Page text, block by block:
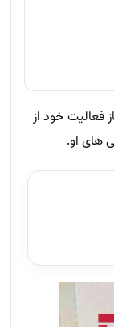
فعالیت خود از
های او.